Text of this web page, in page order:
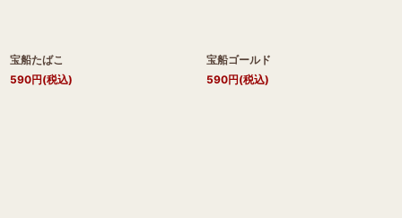
宝船たばこ
590円(税込)
宝船ゴールド
590円(税込)